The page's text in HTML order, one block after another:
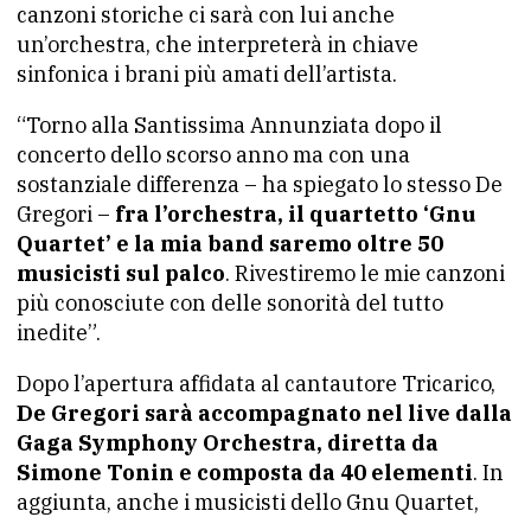
canzoni storiche ci sarà con lui anche
un’orchestra, che interpreterà in chiave
sinfonica i brani più amati dell’artista.
“Torno alla Santissima Annunziata dopo il
concerto dello scorso anno ma con una
sostanziale differenza – ha spiegato lo stesso De
Gregori – fra l’orchestra, il quartetto ‘Gnu
Quartet’ e la mia band saremo oltre 50
musicisti sul palco. Rivestiremo le mie canzoni
più conosciute con delle sonorità del tutto
inedite”.
Dopo l’apertura affidata al cantautore Tricarico,
De Gregori sarà accompagnato nel live dalla
Gaga Symphony Orchestra, diretta da
Simone Tonin e composta da 40 elementi. In
aggiunta, anche i musicisti dello Gnu Quartet,